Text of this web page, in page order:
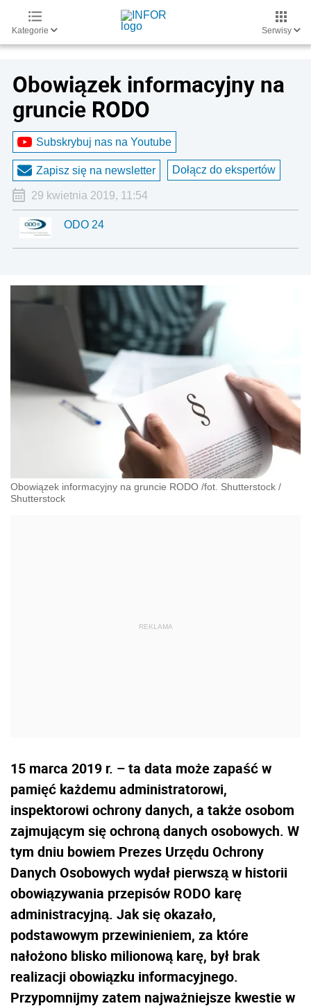
Kategorie Serwisy
Obowiązek informacyjny na
gruncie RODO
Subskrybuj nas na Youtube
Zapisz się na newsletter Dołącz do ekspertów
29 kwietnia 2019, 11:54
ODO 24
Obowiązek informacyjny na gruncie RODO /fot. Shutterstock /
Shutterstock
15 marca 2019 r. – ta data może zapaść w
pamięć każdemu administratorowi,
inspektorowi ochrony danych, a także osobom
zajmującym się ochroną danych osobowych. W
tym dniu bowiem Prezes Urzędu Ochrony
Danych Osobowych wydał pierwszą w historii
obowiązywania przepisów RODO karę
administracyjną. Jak się okazało,
podstawowym przewinieniem, za które
nałożono blisko milionową karę, był brak
realizacji obowiązku informacyjnego.
Przypomnijmy zatem najważniejsze kwestie w